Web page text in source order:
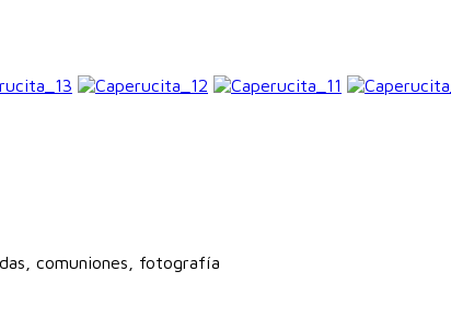
comuniones, fotografía